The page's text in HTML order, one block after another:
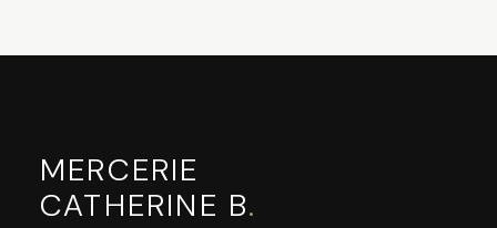
MERCERIE
CATHERINE B.